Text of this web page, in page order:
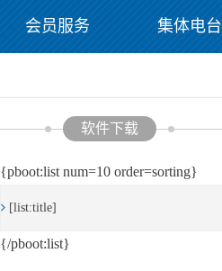
会员服务 集体电台
软件下载
{pboot:list num=10 order=sorting}
[list:title]
{/pboot:list}